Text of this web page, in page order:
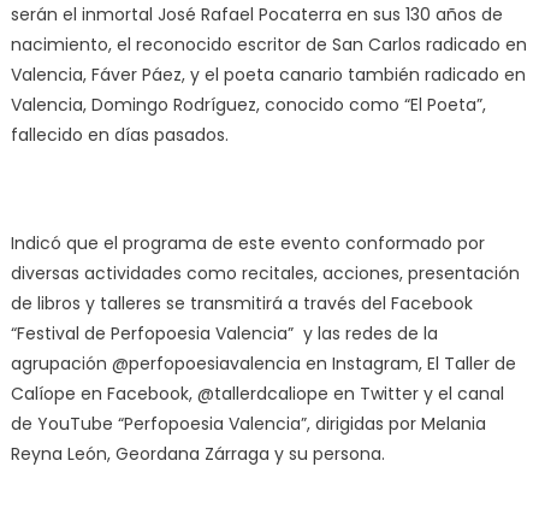
serán el inmortal José Rafael Pocaterra en sus 130 años de
nacimiento, el reconocido escritor de San Carlos radicado en
Valencia, Fáver Páez, y el poeta canario también radicado en
Valencia, Domingo Rodríguez, conocido como “El Poeta”,
fallecido en días pasados.
Indicó que el programa de este evento conformado por
diversas actividades como recitales, acciones, presentación
de libros y talleres se transmitirá a través del Facebook
“Festival de Perfopoesia Valencia” y las redes de la
agrupación @perfopoesiavalencia en Instagram, El Taller de
Calíope en Facebook, @tallerdcaliope en Twitter y el canal
de YouTube “Perfopoesia Valencia”, dirigidas por Melania
Reyna León, Geordana Zárraga y su persona.